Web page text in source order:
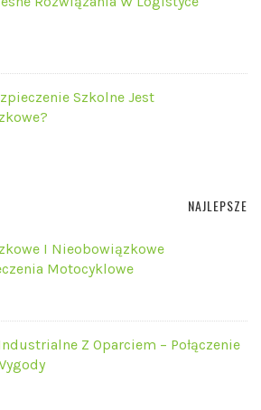
Szkolne Jest
NAJLEPSZE
I Nieobowiązkowe
Motocyklowe
Z Oparciem – Połączenie